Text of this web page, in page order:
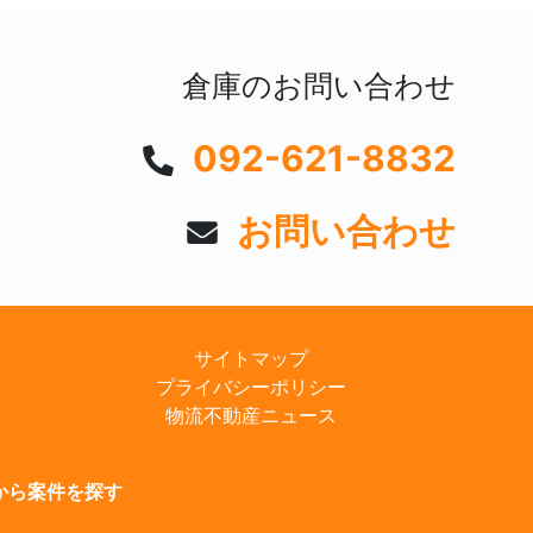
倉庫のお問い合わせ
092-621-8832
お問い合わせ
サイトマップ
プライバシーポリシー
物流不動産ニュース
ら案件を探す